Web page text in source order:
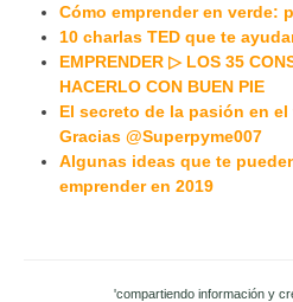
Cómo emprender en verde:
10 charlas TED que te
EMPRENDER ▷ LOS 35
HACERLO CON BUEN PIE
El secreto de la pasión en
Gracias @Superpyme007
Algunas ideas que te
emprender en 2019
'compartiendo información y